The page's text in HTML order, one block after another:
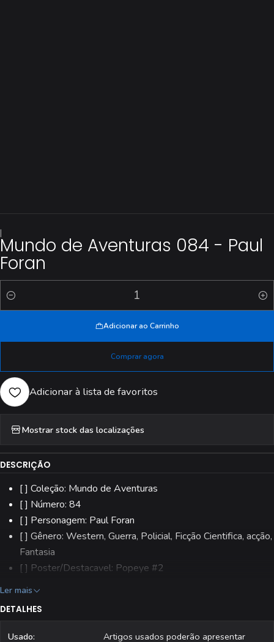
|
Mundo de Aventuras 084 - Paul
Foran
Quantidade
Adicionar ao Carrinho
Comprar agora
Adicionar à lista de favoritos
Mostrar stock das localizações
DESCRIÇÃO
[ ] Coleção: Mundo de Aventuras
[ ] Número: 84
[ ] Personagem: Paul Foran
[ ] Gênero: Western, Guerra, Policial, Ficção Cientifica, acção,
Fantasia
[ ] Poster/Destacavel: Popeye #2
[ ] Editora: Aguiar & Dias, Lda.
[ ] Todas as revistas são fotografadas individualmente.
Ler mais
DETALHES
Usado:
Artigos usados poderão apresentar